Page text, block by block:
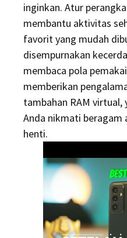
inginkan. Atur
membantu aktivitas
favorit yang mudah
disempurnakan
membaca pola
memberikan
tambahan RAM
Anda nikmati beragam
henti.